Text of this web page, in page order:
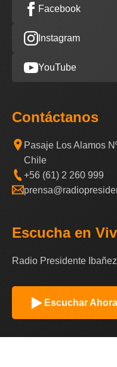
Facebook
Instagram
YouTube
Contáctanos
Pasaje Los Alamos
Chile
+56 (61) 2 260 999
Escucha en
Radio Presidente
Escuchar Ahora